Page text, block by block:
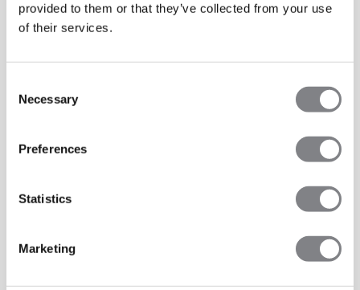
provided to them or that they’ve collected from your use
of their services.
Selection
Necessary
Preferences
Statistics
Marketing